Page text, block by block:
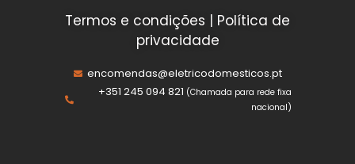
Termos e condições | Política de
privacidade
encomendas@eletricodomesticos.pt
+351 245 094 821 (Chamada para rede fixa
nacional)